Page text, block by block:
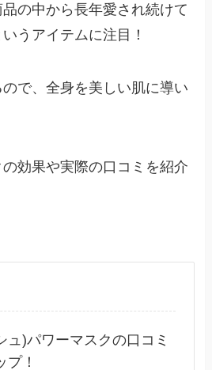
の中から長年愛され続けて
うアイテムに注目！
で、全身を美しい肌に導い
効果や実際の口コミを紹介
ュ)パワーマスクの口コミ
プ！